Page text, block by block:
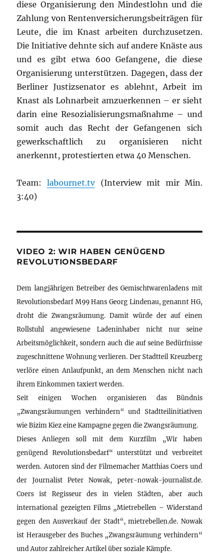
diese Organisierung den Mindestlohn und die
Zahlung von Rentenversicherungsbeiträgen für
Leute, die im Knast arbeiten durchzusetzen.
Die Initiative dehnte sich auf andere Knäste aus
und es gibt etwa 600 Gefangene, die diese
Organisierung unterstützen. Dagegen, dass der
Berliner Justizsenator es ablehnt, Arbeit im
Knast als Lohnarbeit amzuerkennen – er sieht
darin eine Resozialisierungsmaßnahme – und
somit auch das Recht der Gefangenen sich
gewerkschaftlich zu organisieren nicht
anerkennt, protestierten etwa 40 Menschen.
Team:labournet.tv(Interview mit mir Min.
3:40)
VIDEO 2: WIR HABEN GENÜGEND
REVOLUTIONSBEDARF
Dem langjährigen Betreiber des Gemischtwarenladens mit
Revolutionsbedarf M99 Hans Georg Lindenau, genannt HG,
droht die Zwangsräumung. Damit würde der auf einen
Rollstuhl angewiesene Ladeninhaber nicht nur seine
Arbeitsmöglichkeit, sondern auch die auf seine Bedürfnisse
zugeschnittene Wohnung verlieren. Der Stadtteil Kreuzberg
verlöre einen Anlaufpunkt, an dem Menschen nicht nach
ihrem Einkommen taxiert werden.
Seit einigen Wochen organisieren das Bündnis
„Zwangsräumungen verhindern“ und Stadtteilinitiativen
wie Bizim Kiez eine Kampagne gegen die Zwangsräumung.
Dieses Anliegen soll mit dem Kurzfilm „Wir haben
genügend Revolutionsbedarf“ unterstützt und verbreitet
werden. Autoren sind der Filmemacher Matthias Coers und
der Journalist Peter Nowak, peter-nowak-journalist.de.
Coers ist Regisseur des in vielen Städten, aber auch
international gezeigten Films „Mietrebellen – Widerstand
gegen den Ausverkauf der Stadt“, mietrebellen.de. Nowak
ist Herausgeber des Buches „Zwangsräumung verhindern“
und Autor zahlreicher Artikel über soziale Kämpfe.